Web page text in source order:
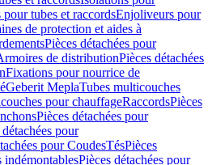
pour tubes et raccordsEnjoliveurs pour
de protection et aides à
Pièces détachées pour
de distributionPièces détachées
Fixations pour nourrice de
Geberit MeplaTubes multicouches
pour chauffageRaccordsPièces
Pièces détachées pour
pour
pour CoudesTésPièces
indémontablesPièces détachées pour